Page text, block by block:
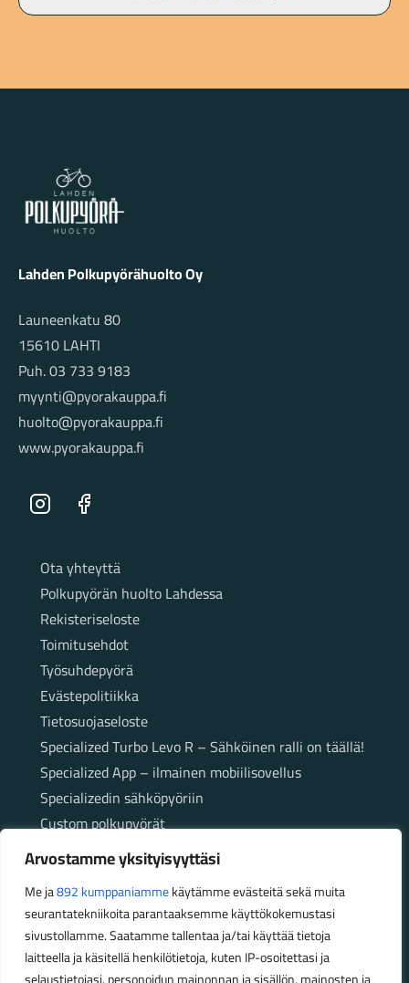
Arvostamme yksityisyyttäsi
Me ja892 kumppaniammekäytämme evästeitä sekä muita
seurantatekniikoita parantaaksemme käyttökokemustasi
sivustollamme. Saatamme tallentaa ja/tai käyttää tietoja
laitteella ja käsitellä henkilötietoja, kuten IP-osoitettasi ja
Lahden Polkupyörähuolto - etusivulle
Lahden Polkupyörähuolto Oy
Launeenkatu 80
15610 LAHTI
Puh. 03 733 9183
myynti@pyorakauppa.fi
huolto@pyorakauppa.fi
www.pyorakauppa.fi
Instagram Facebook
SivutOta yhteyttä
Polkupyörän huolto Lahdessa
Rekisteriseloste
Toimitusehdot
Työsuhdepyörä
Evästepolitiikka
Tietosuojaseloste
Specialized Turbo Levo R – Sähköinen ralli on täällä!
Specialized App – ilmainen mobiilisovellus
Specializedin sähköpyöriin
Custom polkupyörät
Fatbikellä helppoa ja huoletonta etenemistä
maastossa
Aukioloajat
Talvikauden aukioloajat (1.10.2025 – 28.2.2026)